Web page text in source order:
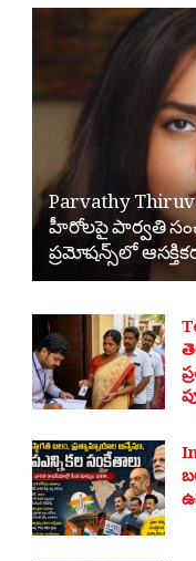
Parvathy
హీరోలపై పార్వతి
ప్రమోషన్స్‌లో